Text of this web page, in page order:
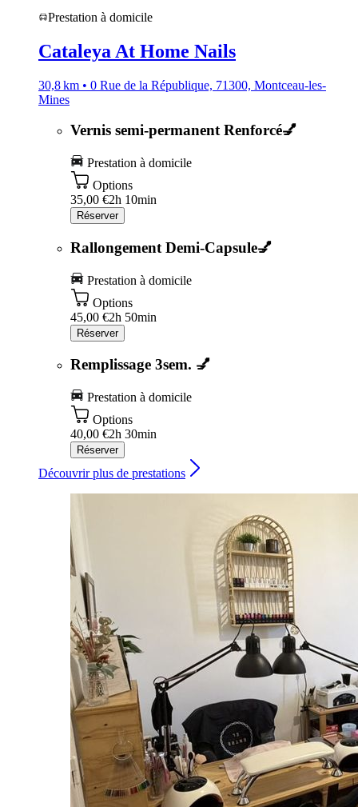
Prestation à domicile
Cataleya At Home Nails
30,8 km • 0 Rue de la République, 71300, Montceau-les-
Mines
Vernis semi-permanent Renforcé💅
Prestation à domicile
Options
35,00 €2h 10min
Réserver
Rallongement Demi-Capsule💅
Prestation à domicile
Options
45,00 €2h 50min
Réserver
Remplissage 3sem. 💅
Prestation à domicile
Options
40,00 €2h 30min
Réserver
Découvrir plus de prestations